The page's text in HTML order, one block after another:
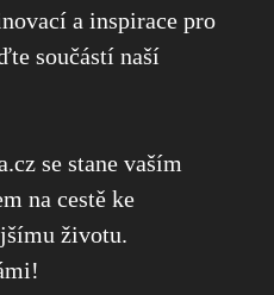
a inspirace pro
součástí naší
se stane vaším
na cestě ke
životu.